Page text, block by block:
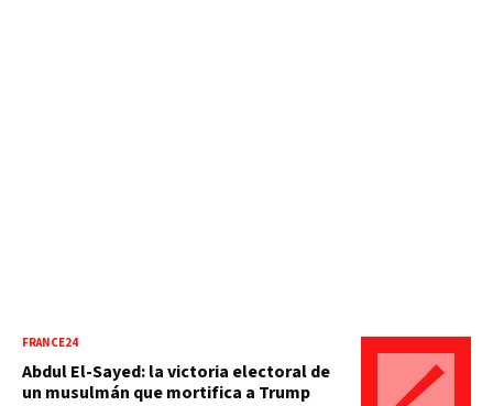
FRANCE24
Abdul El-Sayed: la victoria electoral de
un musulmán que mortifica a Trump